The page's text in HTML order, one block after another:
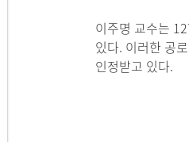
이주명 교수는
있다. 이러한 공
인정받고 있다.